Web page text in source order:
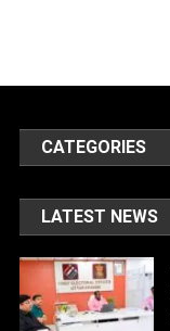
CATEGORIES
LATEST NEWS